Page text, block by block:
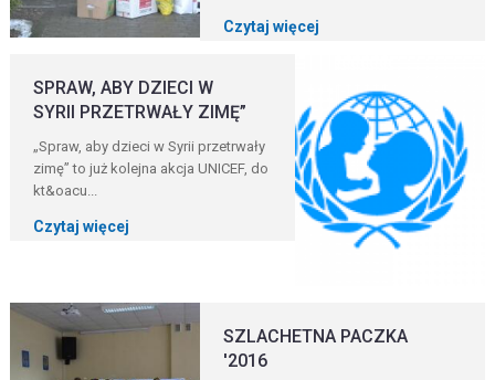
Czytaj więcej
SPRAW, ABY DZIECI W
SYRII PRZETRWAŁY ZIMĘ”
„Spraw, aby dzieci w Syrii przetrwały
zimę” to już kolejna akcja UNICEF, do
kt&oacu...
Czytaj więcej
SZLACHETNA PACZKA
'2016